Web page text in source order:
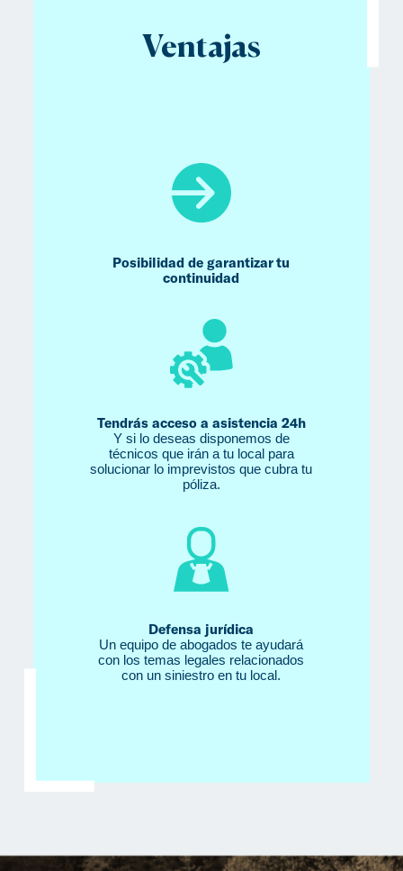
Ventajas
Posibilidad de garantizar tu
continuidad
Tendrás acceso a asistencia 24h
Y si lo deseas disponemos de
técnicos que irán a tu local para
solucionar lo imprevistos que cubra tu
póliza.
Defensa jurídica
Un equipo de abogados te ayudará
con los temas legales relacionados
con un siniestro en tu local.